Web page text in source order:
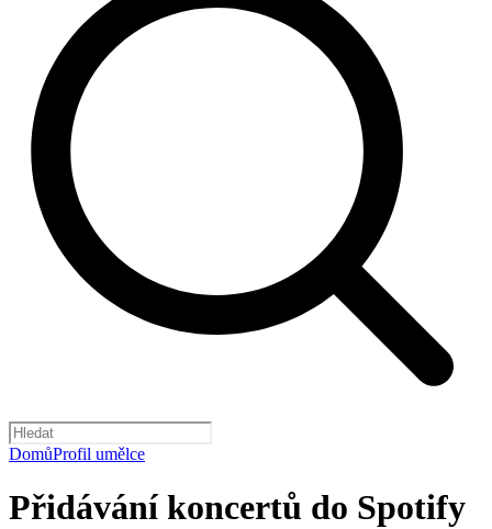
DomůProfil umělce
Přidávání koncertů do Spotify